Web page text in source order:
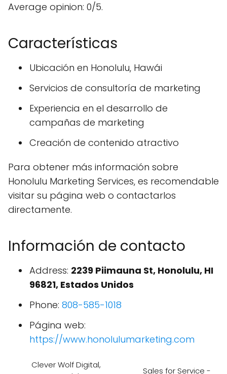
Average opinion: 0/5.
Características
Ubicación en Honolulu, Hawái
Servicios de consultoría de marketing
Experiencia en el desarrollo de
campañas de marketing
Creación de contenido atractivo
Para obtener más información sobre
Honolulu Marketing Services, es recomendable
visitar su página web o contactarlos
directamente.
Información de contacto
Address: 2239 Piimauna St, Honolulu, HI
96821, Estados Unidos
Phone: 808-585-1018
Página web:
https://www.honolulumarketing.com
Clever Wolf Digital,
Sales for Service -